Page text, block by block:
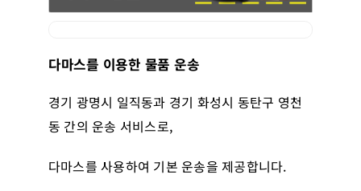
다마스를 이용한 물품 운송
경기 광명시 일직동과 경기 화성시 동탄구 영천
동 간의 운송 서비스로,
다마스를 사용하여 기본 운송을 제공합니다.